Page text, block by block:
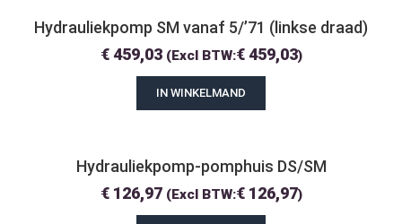
Hydrauliekpomp SM vanaf 5/’71 (linkse draad)
€459,03 (Excl BTW:€459,03)
IN WINKELMAND
Hydrauliekpomp-pomphuis DS/SM
€126,97 (Excl BTW:€126,97)